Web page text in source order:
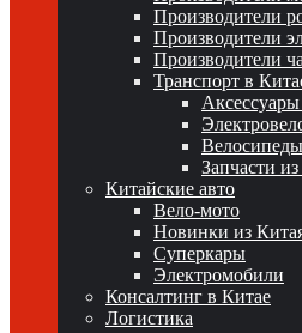
Производители
Производители
Производители
Транспорт в
Велосипеды
Запчасти
Китайские авто
Вело-мото
Новинки из
Суперкары
Электромобили
Консалтинг в Китае
Логистика